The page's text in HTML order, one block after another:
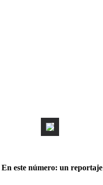
En este número: un